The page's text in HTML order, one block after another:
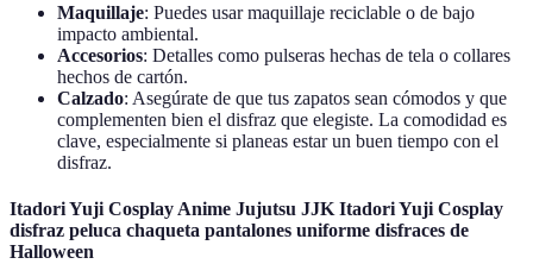
Maquillaje: Puedes usar maquillaje reciclable o de bajo
impacto ambiental.
Accesorios: Detalles como pulseras hechas de tela o collares
hechos de cartón.
Calzado: Asegúrate de que tus zapatos sean cómodos y que
complementen bien el disfraz que elegiste. La comodidad es
clave, especialmente si planeas estar un buen tiempo con el
disfraz.
Itadori Yuji Cosplay Anime Jujutsu JJK Itadori Yuji Cosplay
disfraz peluca chaqueta pantalones uniforme disfraces de
Halloween